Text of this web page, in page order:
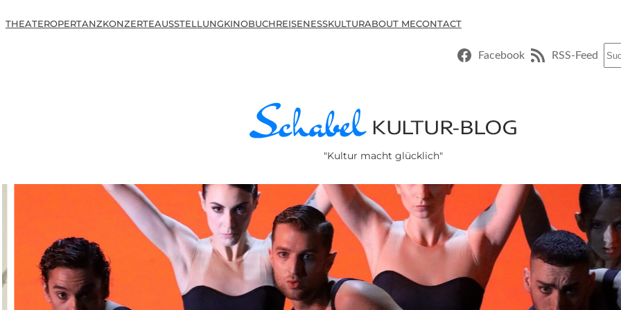
THEATEROPERTANZKONZERTEAUSSTELLUNGKINOBUCHREISENESSKULTURABOUT MECONTACT
Facebook RSS-Feed
"Kultur macht glücklich"